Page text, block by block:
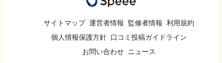
サイトマップ 運営者情報 監修者情報 利用規約
個人情報保護方針 口コミ投稿ガイドライン
お問い合わせ ニュース